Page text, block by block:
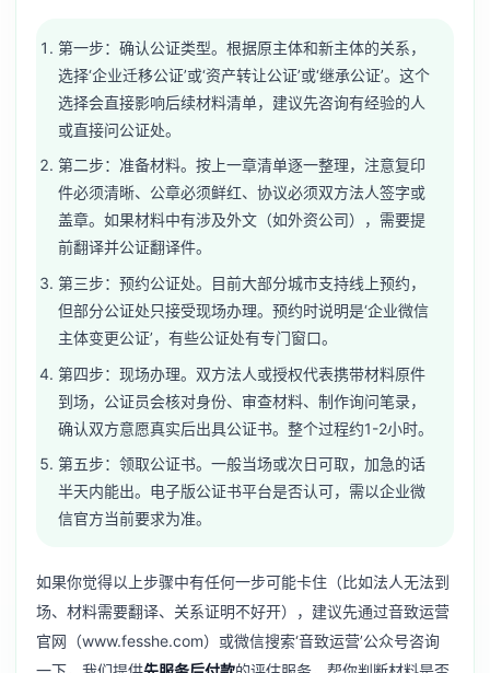
第一步：确认公证类型。根据原主体和新主体的关系，
选择‘企业迁移公证’或‘资产转让公证’或‘继承公证’。这个
选择会直接影响后续材料清单，建议先咨询有经验的人
或直接问公证处。
第二步：准备材料。按上一章清单逐一整理，注意复印
件必须清晰、公章必须鲜红、协议必须双方法人签字或
盖章。如果材料中有涉及外文（如外资公司），需要提
前翻译并公证翻译件。
第三步：预约公证处。目前大部分城市支持线上预约，
但部分公证处只接受现场办理。预约时说明是‘企业微信
主体变更公证’，有些公证处有专门窗口。
第四步：现场办理。双方法人或授权代表携带材料原件
到场，公证员会核对身份、审查材料、制作询问笔录，
确认双方意愿真实后出具公证书。整个过程约1-2小时。
第五步：领取公证书。一般当场或次日可取，加急的话
半天内能出。电子版公证书平台是否认可，需以企业微
信官方当前要求为准。
如果你觉得以上步骤中有任何一步可能卡住（比如法人无法到
场、材料需要翻译、关系证明不好开），建议先通过音致运营
官网（www.fesshe.com）或微信搜索‘音致运营’公众号咨询